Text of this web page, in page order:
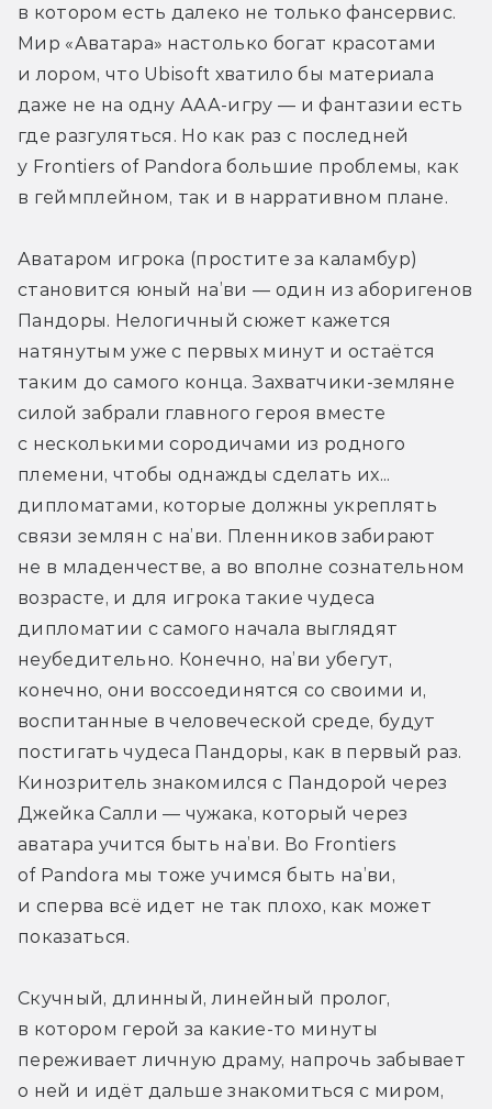
в котором есть далеко не только фансервис.
Мир «Аватара» настолько богат красотами
и лором, что Ubisoft хватило бы материала
даже не на одну ААА-игру — и фантазии есть
где разгуляться. Но как раз с последней
у Frontiers of Pandora большие проблемы, как
в геймплейном, так и в нарративном плане.
Аватаром игрока (простите за каламбур)
становится юный на’ви — один из аборигенов
Пандоры. Нелогичный сюжет кажется
натянутым уже с первых минут и остаётся
таким до самого конца. Захватчики-земляне
силой забрали главного героя вместе
с несколькими сородичами из родного
племени, чтобы однажды сделать их...
дипломатами, которые должны укреплять
связи землян с на’ви. Пленников забирают
не в младенчестве, а во вполне сознательном
возрасте, и для игрока такие чудеса
дипломатии с самого начала выглядят
неубедительно. Конечно, на’ви убегут,
конечно, они воссоединятся со своими и,
воспитанные в человеческой среде, будут
постигать чудеса Пандоры, как в первый раз.
Кинозритель знакомился с Пандорой через
Джейка Салли — чужака, который через
аватара учится быть на’ви. Во Frontiers
of Pandora мы тоже учимся быть на’ви,
и сперва всё идет не так плохо, как может
показаться.
Скучный, длинный, линейный пролог,
в котором герой за какие-то минуты
переживает личную драму, напрочь забывает
о ней и идёт дальше знакомиться с миром,